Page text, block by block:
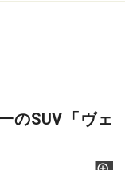
のSUV「ヴェ